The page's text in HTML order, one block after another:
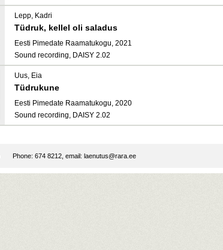
Lepp, Kadri
Tüdruk, kellel oli saladus
Eesti Pimedate Raamatukogu, 2021
Sound recording, DAISY 2.02
Uus, Eia
Tüdrukune
Eesti Pimedate Raamatukogu, 2020
Sound recording, DAISY 2.02
Phone: 674 8212, email: laenutus@rara.ee